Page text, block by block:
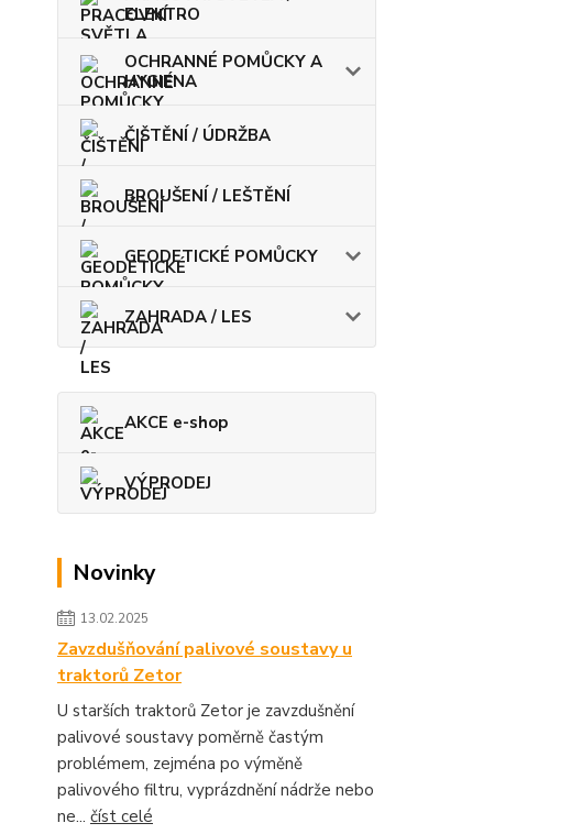
ELEKTRO
OCHRANNÉ POMŮCKY A
HYGIENA
ČIŠTĚNÍ / ÚDRŽBA
BROUŠENÍ / LEŠTĚNÍ
GEODETICKÉ POMŮCKY
ZAHRADA / LES
AKCE e-shop
VÝPRODEJ
Novinky
13.02.2025
Zavzdušňování palivové soustavy u
traktorů Zetor
U starších traktorů Zetor je zavzdušnění
palivové soustavy poměrně častým
problémem, zejména po výměně
palivového filtru, vyprázdnění nádrže nebo
ne... číst celé